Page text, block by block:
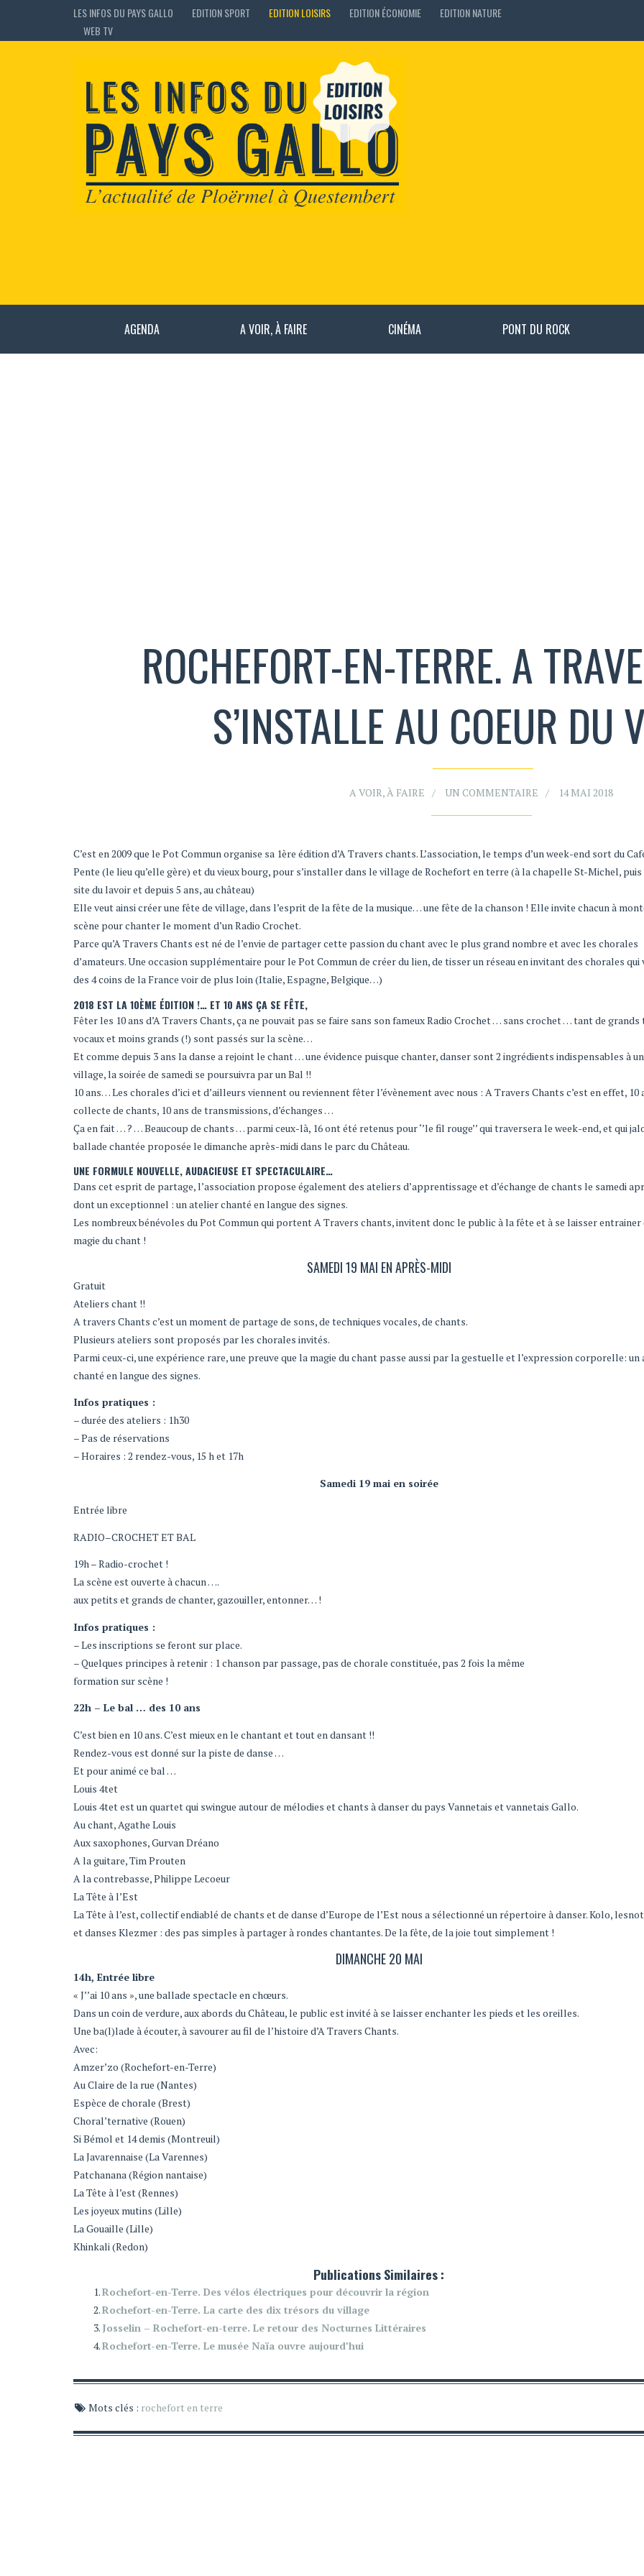
LES INFOS DU PAYS GALLO EDITION SPORT EDITION LOISIRS EDITION ÉCONOMIE
EDITION NATURE
WEB TV
AGENDA A VOIR, À FAIRE CINÉMA PONT DU ROCK
ROCHEFORT-EN-TERRE. A
S’INSTALLE AU COEUR DU
A VOIR, À FAIRE UN COMMENTAIRE 14 MAI 2018
C’est en 2009 que le Pot Commun organise sa 1ère édition d’A Travers chants. L’association, le temps d’un week-end sort du
Pente (le lieu qu’elle gère) et du vieux bourg, pour s’installer dans le village de Rochefort en terre (à la chapelle St-Michel, puis
site du lavoir et depuis 5 ans, au château)
Elle veut ainsi créer une fête de village, dans l’esprit de la fête de la musique… une fête de la chanson ! Elle invite chacun à
scène pour chanter le moment d’un Radio Crochet.
Parce qu’A Travers Chants est né de l’envie de partager cette passion du chant avec le plus grand nombre et avec les chorales
d’amateurs. Une occasion supplémentaire pour le Pot Commun de créer du lien, de tisser un réseau en invitant des chorales qui
des 4 coins de la France voir de plus loin (Italie, Espagne, Belgique…)
2018 EST LA 10ÈME ÉDITION !… ET 10 ANS ÇA SE FÊTE,
Fêter les 10 ans d’A Travers Chants, ça ne pouvait pas se faire sans son fameux Radio Crochet … sans crochet … tant de
vocaux et moins grands (!) sont passés sur la scène…
Et comme depuis 3 ans la danse a rejoint le chant … une évidence puisque chanter, danser sont 2 ingrédients indispensables à
village, la soirée de samedi se poursuivra par un Bal !!
10 ans… Les chorales d’ici et d’ailleurs viennent ou reviennent fêter l’évènement avec nous : A Travers Chants c’est en effet, 10
collecte de chants, 10 ans de transmissions, d’échanges …
Ça en fait … ? … Beaucoup de chants … parmi ceux-là, 16 ont été retenus pour ‘’le fil rouge’’ qui traversera le week-end, et qui
ballade chantée proposée le dimanche après-midi dans le parc du Château.
UNE FORMULE NOUVELLE, AUDACIEUSE ET SPECTACULAIRE…
Dans cet esprit de partage, l’association propose également des ateliers d’apprentissage et d’échange de chants le samedi
dont un exceptionnel : un atelier chanté en langue des signes.
Les nombreux bénévoles du Pot Commun qui portent A Travers chants, invitent donc le public à la fête et à se laisser entrainer
magie du chant !
SAMEDI 19 MAI EN APRÈS-MIDI
Gratuit
Ateliers chant !!
A travers Chants c’est un moment de partage de sons, de techniques vocales, de chants.
Plusieurs ateliers sont proposés par les chorales invités.
Parmi ceux-ci, une expérience rare, une preuve que la magie du chant passe aussi par la gestuelle et l’expression corporelle:
chanté en langue des signes.
Infos pratiques :
– durée des ateliers : 1h30
– Pas de réservations
– Horaires : 2 rendez-vous, 15 h et 17h
Samedi 19 mai en soirée
Entrée libre
RADIO–CROCHET ET BAL
19h – Radio-crochet !
La scène est ouverte à chacun ….
aux petits et grands de chanter, gazouiller, entonner… !
Infos pratiques :
– Les inscriptions se feront sur place.
– Quelques principes à retenir : 1 chanson par passage, pas de chorale constituée, pas 2 fois la même
formation sur scène !
22h – Le bal … des 10 ans
C’est bien en 10 ans. C’est mieux en le chantant et tout en dansant !!
Rendez-vous est donné sur la piste de danse …
Et pour animé ce bal …
Louis 4tet
Louis 4tet est un quartet qui swingue autour de mélodies et chants à danser du pays Vannetais et vannetais Gallo.
Au chant, Agathe Louis
Aux saxophones, Gurvan Dréano
A la guitare, Tim Prouten
A la contrebasse, Philippe Lecoeur
La Tête à l’Est
La Tête à l’est, collectif endiablé de chants et de danse d’Europe de l’Est nous a sélectionné un répertoire à danser. Kolo,
et danses Klezmer : des pas simples à partager à rondes chantantes. De la fête, de la joie tout simplement !
DIMANCHE 20 MAI
14h, Entrée libre
« J’’ai 10 ans », une ballade spectacle en chœurs.
Dans un coin de verdure, aux abords du Château, le public est invité à se laisser enchanter les pieds et les oreilles.
Une ba(l)lade à écouter, à savourer au fil de l’histoire d’A Travers Chants.
Avec:
Amzer’zo (Rochefort-en-Terre)
Au Claire de la rue (Nantes)
Espèce de chorale (Brest)
Choral’ternative (Rouen)
Si Bémol et 14 demis (Montreuil)
La Javarennaise (La Varennes)
Patchanana (Région nantaise)
La Tête à l’est (Rennes)
Les joyeux mutins (Lille)
La Gouaille (Lille)
Khinkali (Redon)
Publications Similaires :
Rochefort-en-Terre. Des vélos électriques pour découvrir la région
Rochefort-en-Terre. La carte des dix trésors du village
Josselin – Rochefort-en-terre. Le retour des Nocturnes Littéraires
Rochefort-en-Terre. Le musée Naïa ouvre aujourd’hui
Mots clés : rochefort en terre